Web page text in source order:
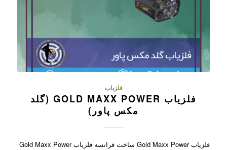
فلزیاب
فلزیاب GOLD MAXX POWER (گلد
مکس پاور)
فلزیاب Gold Maxx Power ساخت فرانسه فلزیاب Gold Maxx Power